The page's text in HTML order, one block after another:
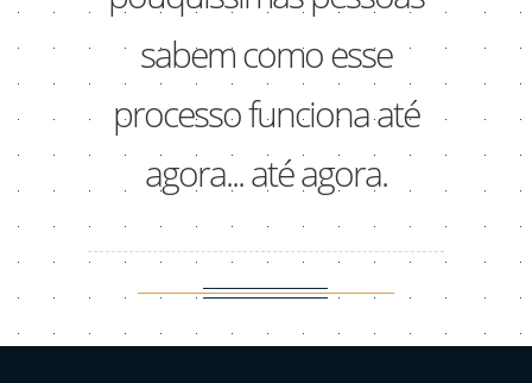
sabem como esse
processo funciona até
agora... até agora.